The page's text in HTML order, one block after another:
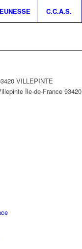
C.C.A.S.
VILLEPINTE
Île-de-France 93420